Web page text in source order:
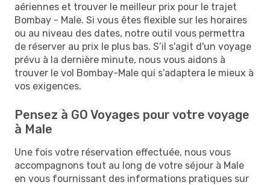
aériennes et trouver le meilleur prix pour le trajet
Bombay - Male. Si vous êtes flexible sur les horaires
ou au niveau des dates, notre outil vous permettra
de réserver au prix le plus bas. S’il s'agit d'un voyage
prévu à la dernière minute, nous vous aidons à
trouver le vol Bombay-Male qui s’adaptera le mieux à
vos exigences.
Pensez à GO Voyages pour votre voyage
à Male
Une fois votre réservation effectuée, nous vous
accompagnons tout au long de votre séjour à Male
en vous fournissant des informations pratiques sur